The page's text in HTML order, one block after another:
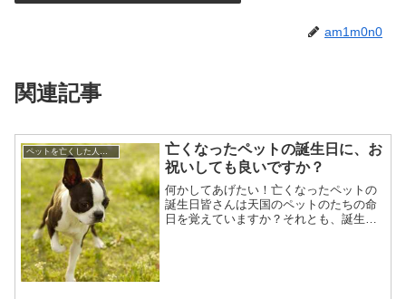
am1m0n0
関連記事
ペットを亡くした人への対応,言葉,贈り物
亡くなったペットの誕生日に、お
祝いしても良いですか？
何かしてあげたい！亡くなったペットの
誕生日皆さんは天国のペットのたちの命
日を覚えていますか？それとも、誕生日